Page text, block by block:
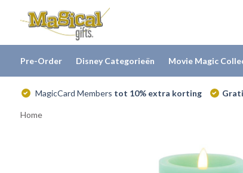
Pre-Order Disney Categorieën Movie Magic
MagicCard Members tot 10% extra korting
Home